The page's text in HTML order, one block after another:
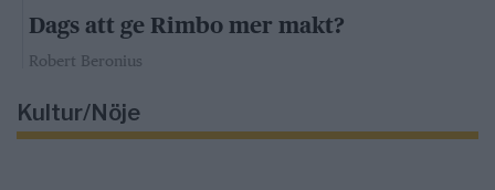
Dags att ge Rimbo mer makt?
Robert Beronius
Kultur/Nöje